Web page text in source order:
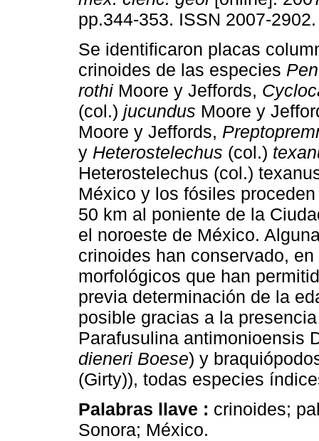
pp.344-353. ISSN 2007-2902.
Se identificaron placas
crinoides de las especies
rothi Moore y Jeffords,
(col.) jucundus Moore y
Moore y Jeffords,
y Heterostelechus (col.)
Heterostelechus (col.)
México y los fósiles
50 km al poniente de la
el noroeste de México.
crinoides han conservado,
morfológicos que han
previa determinación de la
posible gracias a la
Parafusulina antimonioensis
dieneri Boese) y
(Girty)), todas especies
Palabras llave : crinoides;
Sonora; México.